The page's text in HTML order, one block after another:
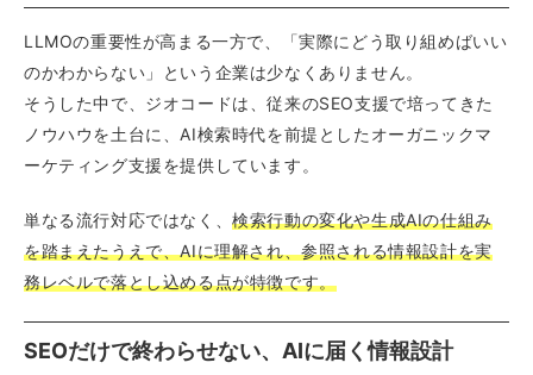
LLMOの重要性が高まる一方で、「実際にどう取り組めばいい
のかわからない」という企業は少なくありません。
そうした中で、ジオコードは、従来のSEO支援で培ってきた
ノウハウを土台に、AI検索時代を前提としたオーガニックマ
ーケティング支援を提供しています。
単なる流行対応ではなく、検索行動の変化や生成AIの仕組み
を踏まえたうえで、AIに理解され、参照される情報設計を実
務レベルで落とし込める点が特徴です。
SEOだけで終わらせない、AIに届く情報設計